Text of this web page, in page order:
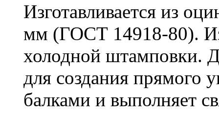
Изготавливается из
мм (ГОСТ 14918-80).
холодной штамповки.
для создания прямого
балками и выполняет